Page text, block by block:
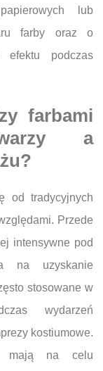
lub
farby oraz o
efektu podczas
farbami
a
od tradycyjnych
Przede
intensywne pod
na uzyskanie
stosowane w
wydarzeń
kostiumowe.
mają na celu